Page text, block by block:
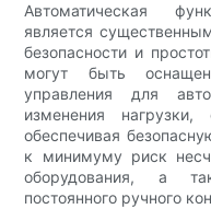
Автоматическая
является
безопасности и
могут быть
управления для
изменения
обеспечивая
к минимуму риск
оборудования, а
постоянного ручного